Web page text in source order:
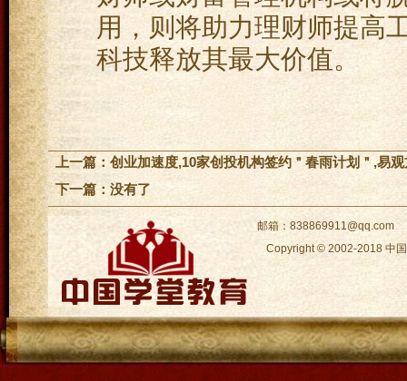
用，则将助力理财师提高
科技释放其最大价值。
上一篇： 创业加速度,10家创投机构签约＂春雨计划＂,易
下一篇：没有了
邮箱：838869911@qq.com
Copyright © 2002-2018 中